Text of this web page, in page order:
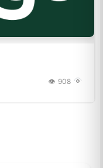
908